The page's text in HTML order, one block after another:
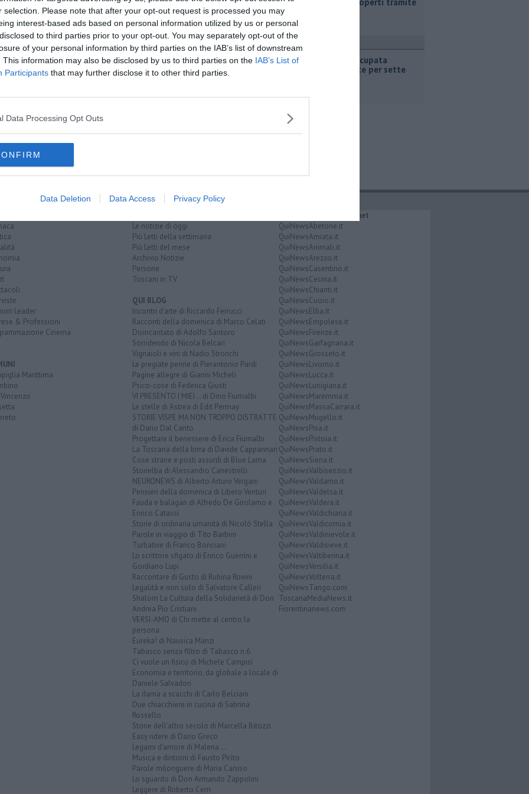
selection. Please note that after your opt-out request is processed you may
interest-based ads based on personal information utilized by us or personal
to third parties prior to your opt-out. You may separately opt-out of the
of your personal information by third parties on the IAB’s list of downstream
This information may also be disclosed by us to third parties on the IAB’s List of
Participants that may further disclose it to other third parties.
Data Processing Opt Outs
Data Deletion Data Access Privacy Policy
iscriviti allaNewsletter QUInews - ToscanaMedia.
nella tua casella di posta.
Politica
"Piazza occupata
inutilmente per sette
Leader
& Professioni
Cinema
Marittima
Le notizie di oggi
Più Letti della settimana
Più Letti del mese
Archivio Notizie
Persone
Toscani in TV
QUI BLOG
Incontri d'arte di Riccardo Ferrucci
Racconti della domenica di Marco Celati
Disincantato di Adolfo Santoro
Sorridendo di Nicola Belcari
Vignaioli e vini di Nadio Stronchi
Le pregiate penne di Pierantonio Pardi
Pagine allegre di Gianni Micheli
Psico-cose di Federica Giusti
VI PRESENTO I MIEI... di Dino Fiumalbi
Le stelle di Astrea di Edit Permay
STORIE VISPE MA NON TROPPO DISTRATTE
di Dario Dal Canto
Progettare il benessere di Erica Fiumalbi
La Toscana della birra di Davide Cappannari
Cose strane e posti assurdi di Blue Lama
Storielba di Alessandro Canestrelli
NEURONEWS di Alberto Arturo Vergani
Pensieri della domenica di Libero Venturi
Fauda e balagan di Alfredo De Girolamo e
Enrico Catassi
Storie di ordinaria umanità di Nicolò Stella
Parole in viaggio di Tito Barbini
Turbative di Franco Bonciani
Lo scrittore sfigato di Enrico Guerrini e
Gordiano Lupi
Raccontare di Gusto di Rubina Rovini
Legalità e non solo di Salvatore Calleri
Shalom La Cultura della Solidarietà di Don
Andrea Pio Cristiani
VERSI-AMO di Chi mette al centro la
persona
Eureka! di Nausica Manzi
Tabasco senza filtro di Tabasco n.6
Ci vuole un fisico di Michele Campisi
Economia e territorio, da globale a locale di
Daniele Salvadori
La dama a scacchi di Carlo Belciani
Due chiacchiere in cucina di Sabrina
Rossello
Storie dell'altro secolo di Marcella Bitozzi
Easy ridere di Dario Greco
Legami d'amore di Malena ...
Musica e dintorni di Fausto Pirìto
Parole milonguere di Maria Caruso
Lo sguardo di Don Armando Zappolini
Leggere di Roberto Cerri
IL NETWORK QuiNews.net
QuiNewsAbetone.it
QuiNewsAmiata.it
QuiNewsAnimali.it
QuiNewsArezzo.it
QuiNewsCasentino.it
QuiNewsCecina.it
QuiNewsChianti.it
QuiNewsCuoio.it
QuiNewsElba.it
QuiNewsEmpolese.it
QuiNewsFirenze.it
QuiNewsGarfagnana.it
QuiNewsGrosseto.it
QuiNewsLivorno.it
QuiNewsLucca.it
QuiNewsLunigiana.it
QuiNewsMaremma.it
QuiNewsMassaCarrara.it
QuiNewsMugello.it
QuiNewsPisa.it
QuiNewsPistoia.it
QuiNewsPrato.it
QuiNewsSiena.it
QuiNewsValbisenzio.it
QuiNewsValdarno.it
QuiNewsValdelsa.it
QuiNewsValdera.it
QuiNewsValdichiana.it
QuiNewsValdicornia.it
QuiNewsValdinievole.it
QuiNewsValdisieve.it
QuiNewsValtiberina.it
QuiNewsVersilia.it
QuiNewsVolterra.it
QuiNewsTango.com
ToscanaMediaNews.it
Fiorentinanews.com